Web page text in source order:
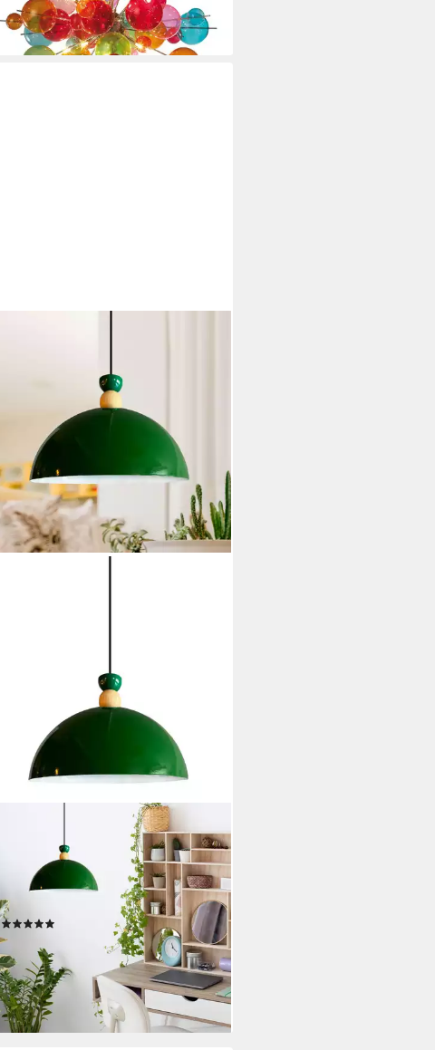
-58%
lieferbar - in 2-3 Werktagen bei dir
Pendelleuchte Pendelleuchte Yimpi
Hängelampe Industrial Ø30 cm, E27,
Moderne Lampe, ohne Leuchtmittel,
E27, Dimmbar, Einstellbare
Kabellänge
42,10 €
-16%
lieferbar - in 4-5 Werktagen bei dir